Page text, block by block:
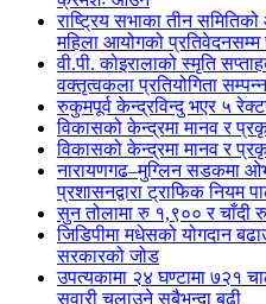
राष्ट्रिय सभाका तीन
महिला आयोगको
वी.पी. कोइरालाको स्मृति
वक्तृत्वकला प्रतियोगिता सम्पन्न
रुकुमपूर्व केन्द्रविन्दु भएर ५
विकासको केन्द्रमा मानव र
विकासको केन्द्रमा मानव र
नारायणगढ–मुग्लिन सडकमा
प्रशासनद्वारा ट्राफिक नियम
सुन तोलामा रु १,९०० र चाँदी
जिडिपीमा मधेसको योगदान
सरकारको जोड
उपत्यकामा २४ घण्टामा ७२१
सवारी चलाउने सबैभन्दा बढी